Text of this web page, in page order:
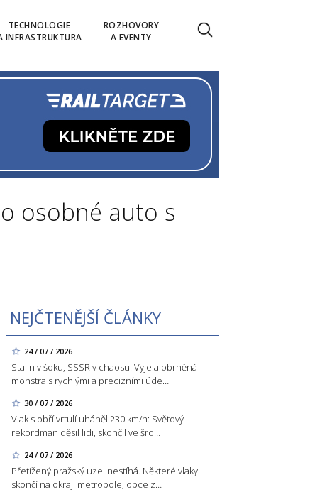
TECHNOLOGIE
INFRASTRUKTURA
ROZHOVORY
A EVENTY
osobné auto s
NEJČTENĚJŠÍ ČLÁNKY
24 / 07 / 2026
Stalin v šoku, SSSR v chaosu: Vyjela obrněná
monstra s rychlými a precizními úde…
30 / 07 / 2026
Vlak s obří vrtulí uháněl 230 km/h: Světový
rekordman děsil lidi, skončil ve šro…
24 / 07 / 2026
Přetížený pražský uzel nestíhá. Některé vlaky
skončí na okraji metropole, obce z…